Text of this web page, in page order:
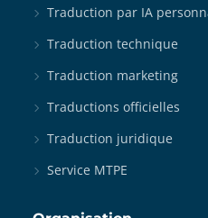
Traduction par IA
Traduction technique
Traduction marketing
Traductions officielles
Traduction juridique
Service MTPE